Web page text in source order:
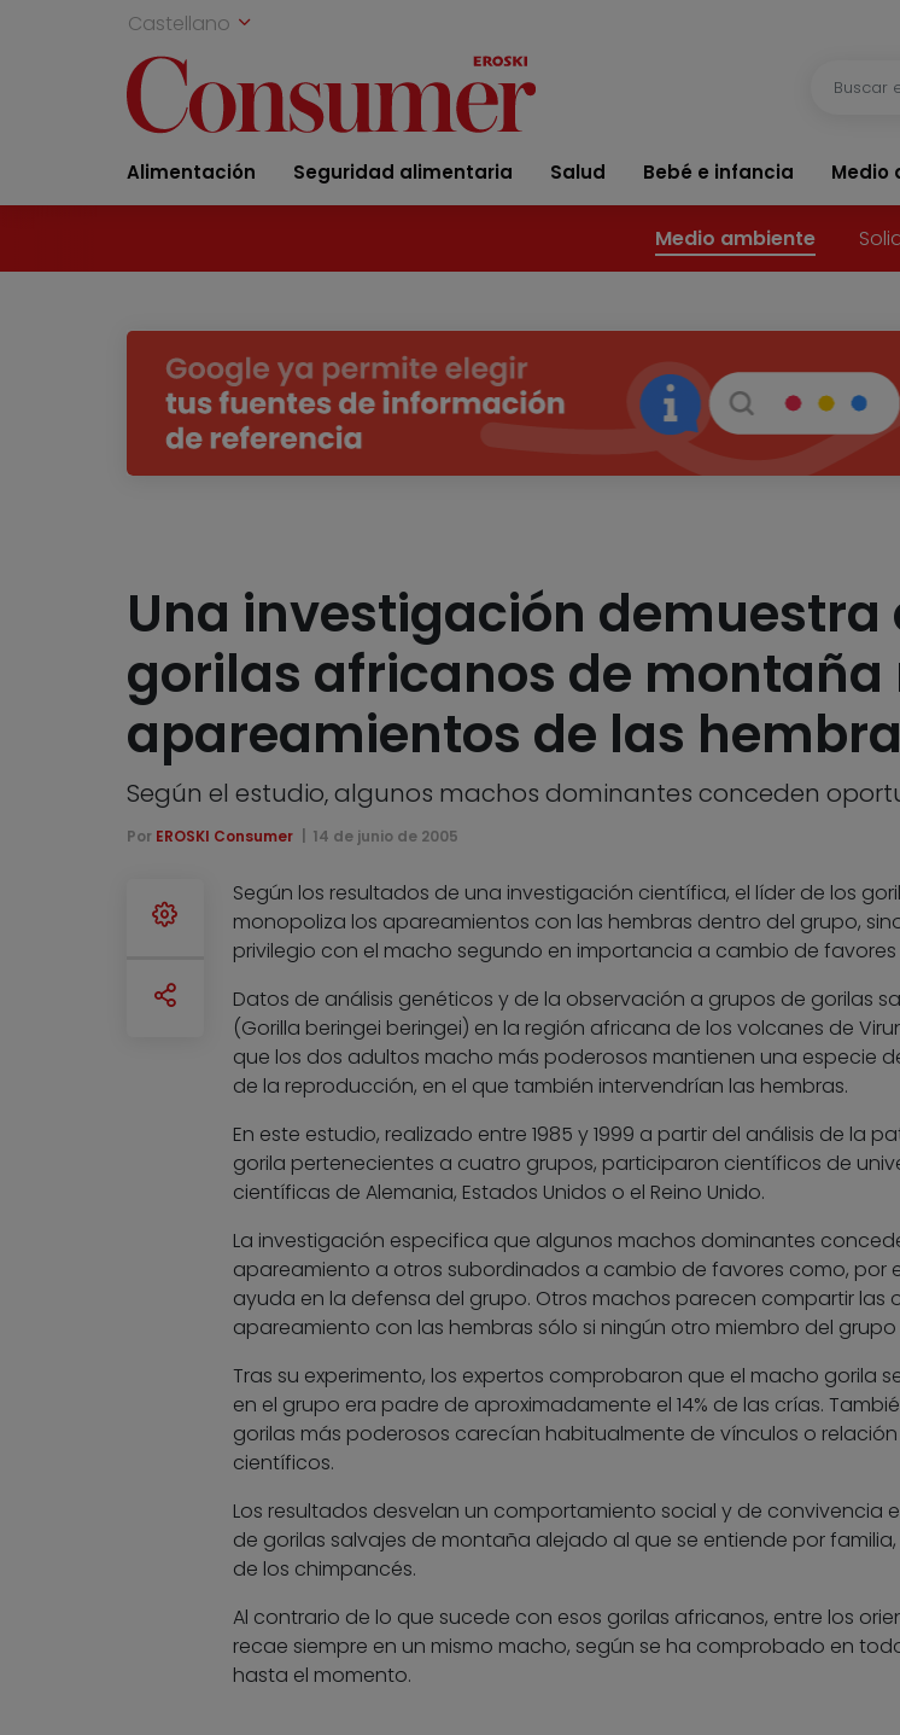
Castellano
Alimentación Seguridad alimentaria Salud Bebé e infancia Medio
Medio ambiente
Una investigación demuestra
gorilas africanos de montaña
apareamientos de las
Según el estudio, algunos machos dominantes conceden
Por EROSKI Consumer 14 de junio de 2005
Según los resultados de una investigación científica, el líder de los
monopoliza los apareamientos con las hembras dentro del grupo,
privilegio con el macho segundo en importancia a cambio de
Datos de análisis genéticos y de la observación a grupos de gorilas
(Gorilla beringei beringei) en la región africana de los volcanes de
que los dos adultos macho más poderosos mantienen una especie
de la reproducción, en el que también intervendrían las hembras.
En este estudio, realizado entre 1985 y 1999 a partir del análisis de la
gorila pertenecientes a cuatro grupos, participaron científicos de
científicas de Alemania, Estados Unidos o el Reino Unido.
La investigación especifica que algunos machos dominantes
apareamiento a otros subordinados a cambio de favores como, por
ayuda en la defensa del grupo. Otros machos parecen compartir las
apareamiento con las hembras sólo si ningún otro miembro del grupo
Tras su experimento, los expertos comprobaron que el macho gorila
en el grupo era padre de aproximadamente el 14% de las crías.
gorilas más poderosos carecían habitualmente de vínculos o relación
científicos.
Los resultados desvelan un comportamiento social y de convivencia
de gorilas salvajes de montaña alejado al que se entiende por familia,
de los chimpancés.
Al contrario de lo que sucede con esos gorilas africanos, entre los
recae siempre en un mismo macho, según se ha comprobado en
hasta el momento.